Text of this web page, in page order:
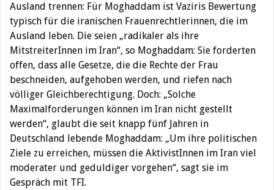
Ausland trennen: Für Moghaddam ist Vaziris Bewertung
typisch für die iranischen Frauenrechtlerinnen, die im
Ausland leben. Die seien „radikaler als ihre
MitstreiterInnen im Iran“, so Moghaddam: Sie forderten
offen, dass alle Gesetze, die die Rechte der Frau
beschneiden, aufgehoben werden, und riefen nach
völliger Gleichberechtigung. Doch: „Solche
Maximalforderungen können im Iran nicht gestellt
werden“, glaubt die seit knapp fünf Jahren in
Deutschland lebende Moghaddam: „Um ihre politischen
Ziele zu erreichen, müssen die AktivistInnen im Iran viel
moderater und geduldiger vorgehen“, sagt sie im
Gespräch mit TFI.